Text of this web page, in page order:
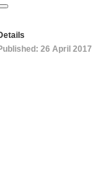
26 April 2017